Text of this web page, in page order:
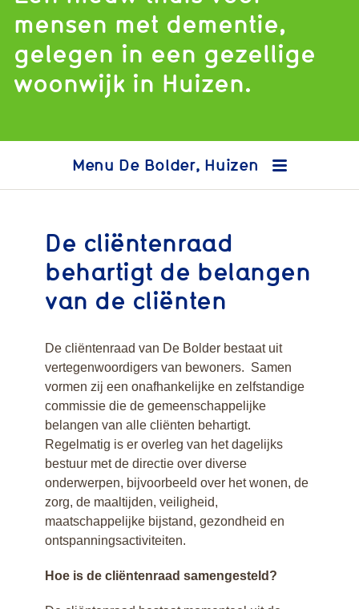
mensen met dementie,
gelegen in een gezellige
woonwijk in Huizen.
De Bolder, Huizen
De cliëntenraad
behartigt de belangen
van de cliënten
De cliëntenraad van De Bolder bestaat uit
vertegenwoordigers van bewoners. Samen
vormen zij een onafhankelijke en zelfstandige
commissie die de gemeenschappelijke
belangen van alle cliënten behartigt.
Regelmatig is er overleg van het dagelijks
bestuur met de directie over diverse
onderwerpen, bijvoorbeeld over het wonen, de
zorg, de maaltijden, veiligheid,
maatschappelijke bijstand, gezondheid en
ontspanningsactiviteiten.
Hoe is de cliëntenraad samengesteld?